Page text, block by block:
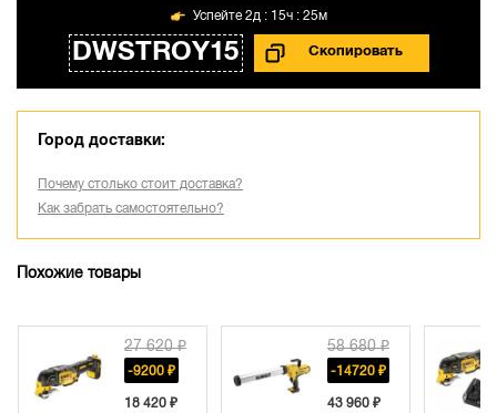
DWSTROY15
2д : 15ч : 25м
Город доставки:
Почему столько стоит доставка?
Как забрать самостоятельно?
Похожие товары
27 620 ₽
-9200 ₽
18 420 ₽
58 680 ₽
-14720 ₽
43 960 ₽